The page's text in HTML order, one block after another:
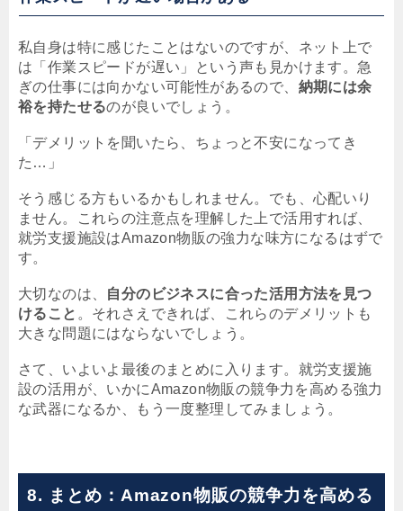
私自身は特に感じたことはないのですが、ネット上で
は「作業スピードが遅い」という声も見かけます。急
ぎの仕事には向かない可能性があるので、 納期には余
裕を持たせるのが良いでしょう。
「デメリットを聞いたら、ちょっと不安になってき
た…」
そう感じる方もいるかもしれません。でも、心配いり
ません。これらの注意点を理解した上で活用すれば、
就労支援施設はAmazon物販の強力な味方になるはずで
す。
大切なのは、 自分のビジネスに合った活用方法を見つ
けること 。それさえできれば、これらのデメリットも
大きな問題にはならないでしょう。
さて、いよいよ最後のまとめに入ります。就労支援施
設の活用が、いかにAmazon物販の競争力を高める強力
な武器になるか、もう一度整理してみましょう。
8. まとめ：Amazon物販の競争力を高める